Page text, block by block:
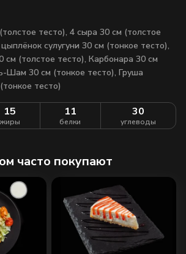
тесто), 4 сыра 30 см (толстое
сулугуни 30 см (тонкое тесто),
(толстое тесто), Карбонара 30 см
Шам 30 см (тонкое тесто), Груша
тесто)
15
жиры
11
белки
30
углеводы
часто покупают